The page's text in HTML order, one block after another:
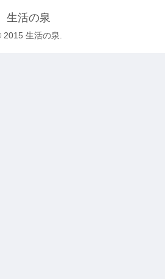
生活の泉
2015 生活の泉.